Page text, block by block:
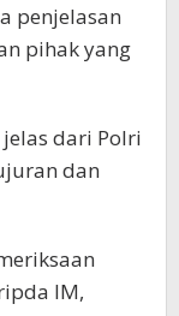
penjelasan
pihak yang
dari Polri
dan
IM,